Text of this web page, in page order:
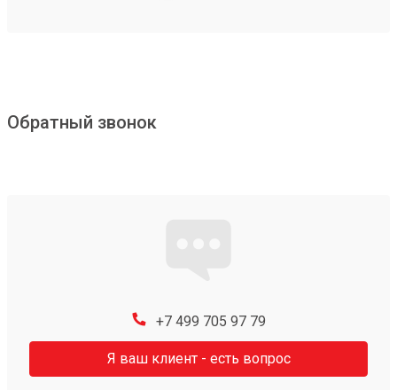
Обратный звонок
+7 499 705 97 79
Я ваш клиент - есть вопрос